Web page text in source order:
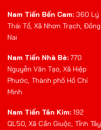
Nam Tiến Bến Cam: 360 Lý
Thái Tổ, Xã Nhơn Trạch, Đồng
Nai
Nam Tiến Nhà Bè: 770
Nguyễn Văn Tạo, Xã Hiệp
Phước, Thành phố Hồ Chí
Minh
Nam Tiến Tân Kim: 192
QL50, Xã Cần Giuộc, Tỉnh Tây